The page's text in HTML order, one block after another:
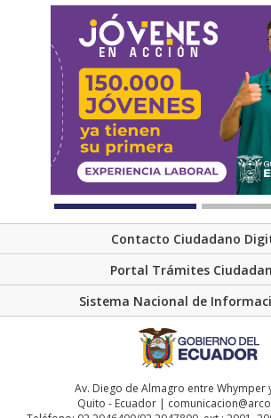
Contacto Ciudadano
Portal Trámites
Sistema Nacional de
Av. Diego de Almagro entre Whymper
Quito - Ecuador |